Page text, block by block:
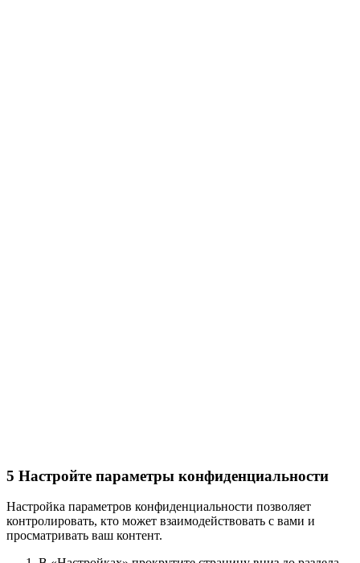
5 Настройте параметры конфиденциальности
Настройка параметров конфиденциальности позволяет
контролировать, кто может взаимодействовать с вами и
просматривать ваш контент.